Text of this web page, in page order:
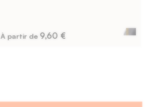
À partir de 9,60 €